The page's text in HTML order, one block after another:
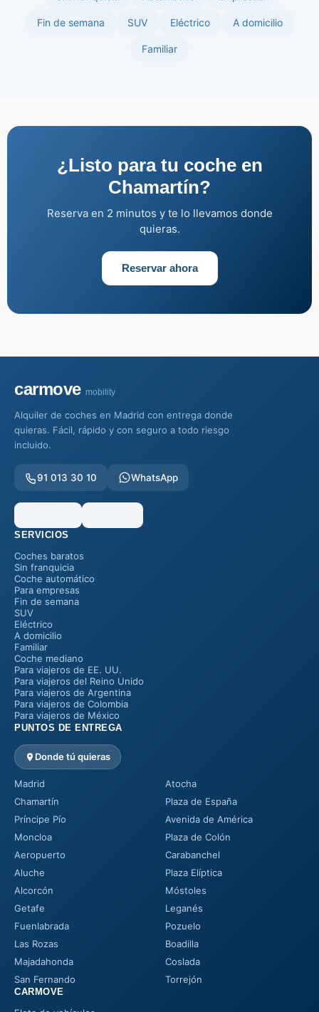
Fin de semana SUV Eléctrico A domicilio
Familiar
¿Listo para tu coche en
Chamartín?
Reserva en 2 minutos y te lo llevamos donde
quieras.
Reservar ahora
carmove mobility
Alquiler de coches en Madrid con entrega donde
quieras. Fácil, rápido y con seguro a todo riesgo
incluido.
91 013 30 10 WhatsApp
SERVICIOS
Coches baratos
Sin franquicia
Coche automático
Para empresas
Fin de semana
SUV
Eléctrico
A domicilio
Familiar
Coche mediano
Para viajeros de EE. UU.
Para viajeros del Reino Unido
Para viajeros de Argentina
Para viajeros de Colombia
Para viajeros de México
PUNTOS DE ENTREGA
Donde tú quieras
Madrid
Atocha
Chamartín
Plaza de España
Príncipe Pío
Avenida de América
Moncloa
Plaza de Colón
Aeropuerto
Carabanchel
Aluche
Plaza Elíptica
Alcorcón
Móstoles
Getafe
Leganés
Fuenlabrada
Pozuelo
Las Rozas
Boadilla
Majadahonda
Coslada
San Fernando
Torrejón
CARMOVE